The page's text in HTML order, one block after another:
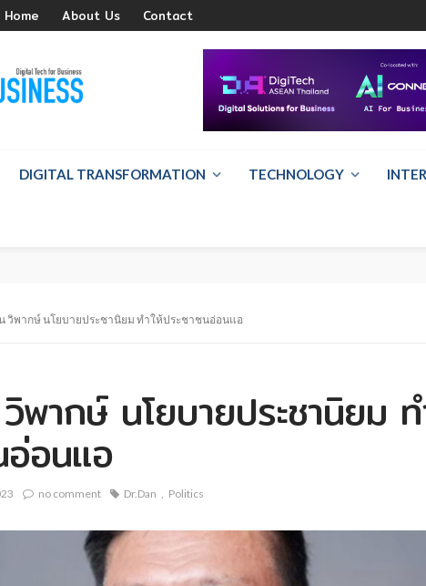
Home About Us Contact
DIGITAL TRANSFORMATION TECHNOLOGY
วิพากษ์ นโยบายประชานิยม ทำให้ประชาชนอ่อนแอ
พากษ์ นโยบายประชานิยม ท
อ่อนแอ
no comment Dr.Dan Politics